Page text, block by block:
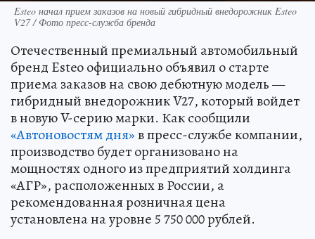
Esteo начал прием заказов на новый гибридный внедорожник Esteo
V27 / Фото пресс-служба бренда
Отечественный премиальный автомобильный
бренд Esteo официально объявил о старте
приема заказов на свою дебютную модель —
гибридный внедорожник V27, который войдет
в новую V-серию марки. Как сообщили
«Автоновостям дня»в пресс-службе компании,
производство будет организовано на
мощностях одного из предприятий холдинга
«АГР», расположенных в России, а
рекомендованная розничная цена
установлена на уровне 5 750 000 рублей.